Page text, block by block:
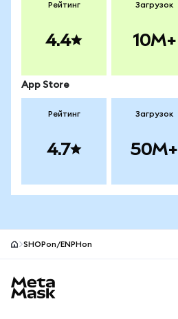
Рейтинг
4.4
Загрузок
10M+
App Store
Рейтинг
4.7
Загрузок
50M+
SHOPon/ENPHon